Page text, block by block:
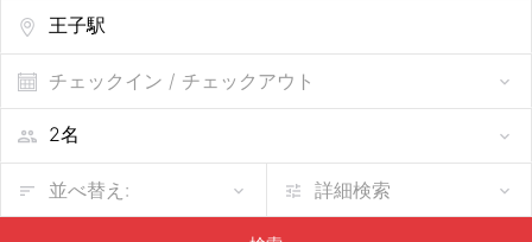
王子駅周辺の民泊・農泊・貸別荘・コテージ・古民家など
チェックイン / チェックアウト
並べ替え: 詳細検索